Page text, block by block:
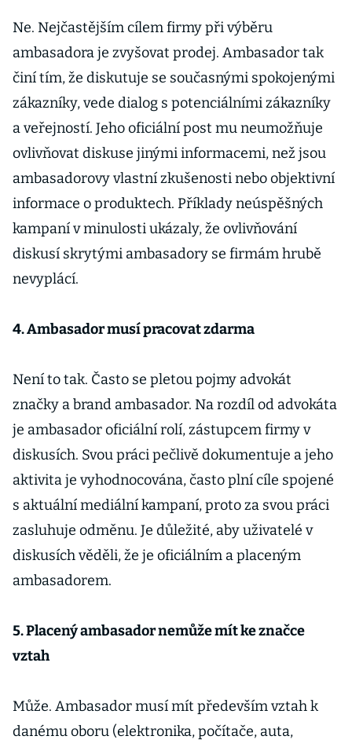
Ne. Nejčastějším cílem firmy při výběru
ambasadora je zvyšovat prodej. Ambasador tak
činí tím, že diskutuje se současnými spokojenými
zákazníky, vede dialog s potenciálními zákazníky
a veřejností. Jeho oficiální post mu neumožňuje
ovlivňovat diskuse jinými informacemi, než jsou
ambasadorovy vlastní zkušenosti nebo objektivní
informace o produktech. Příklady neúspěšných
kampaní v minulosti ukázaly, že ovlivňování
diskusí skrytými ambasadory se firmám hrubě
nevyplácí.
4. Ambasador musí pracovat zdarma
Není to tak. Často se pletou pojmy advokát
značky a brand ambasador. Na rozdíl od advokáta
je ambasador oficiální rolí, zástupcem firmy v
diskusích. Svou práci pečlivě dokumentuje a jeho
aktivita je vyhodnocována, často plní cíle spojené
s aktuální mediální kampaní, proto za svou práci
zasluhuje odměnu. Je důležité, aby uživatelé v
diskusích věděli, že je oficiálním a placeným
ambasadorem.
5. Placený ambasador nemůže mít ke značce
vztah
Může. Ambasador musí mít především vztah k
danému oboru (elektronika, počítače, auta,